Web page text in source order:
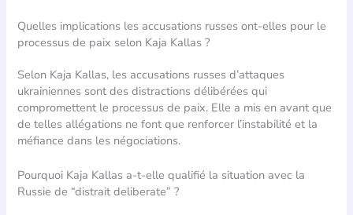
Quelles implications les accusations russes ont-elles pour le
processus de paix selon Kaja Kallas ?
Selon Kaja Kallas, les accusations russes d’attaques
ukrainiennes sont des distractions délibérées qui
compromettent le processus de paix. Elle a mis en avant que
de telles allégations ne font que renforcer l’instabilité et la
méfiance dans les négociations.
Pourquoi Kaja Kallas a-t-elle qualifié la situation avec la
Russie de “distrait deliberate” ?